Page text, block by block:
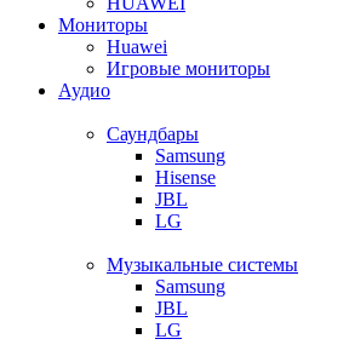
Мониторы
Huawei
Игровые мониторы
Аудио
Саундбары
Samsung
Hisense
JBL
LG
Музыкальные системы
Samsung
JBL
LG